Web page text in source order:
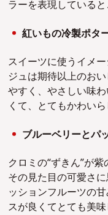
ラーを表現している
紅いもの冷製ポタ
スイーツに使うイメ
ジュは期待以上のお
やすく、やさしい味
くて、とてもかわい
ブルーベリーとパ
クロミの“ずきん”が
その見た目の可愛さ
ッションフルーツの
スが良くてとても美味